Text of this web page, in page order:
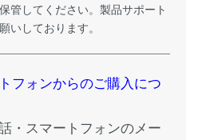
管してください。製品サポート
いしております。
フォンからのご購入につ
・スマートフォンのメー